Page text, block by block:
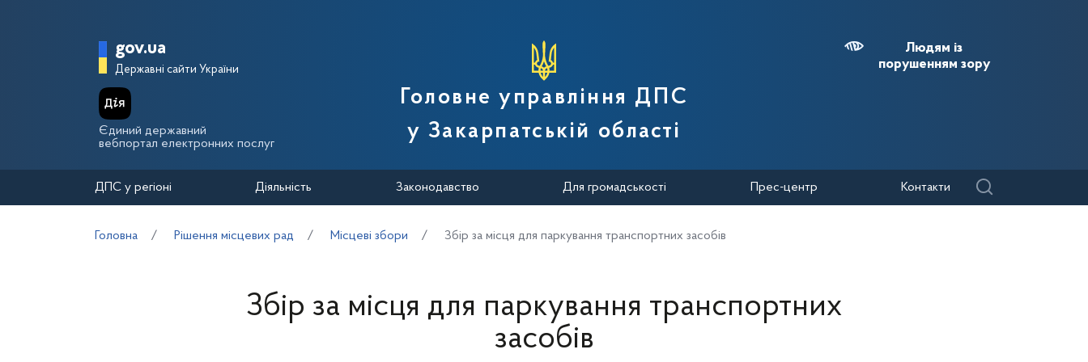
Головна сторінка Державної податкової служби України
gov.ua
Державні сайти України
Єдиний державний
вебпортал електронних послуг
Головне управління ДПС
у Закарпатській області
Людям із
порушенням зору
ДПС у регіоні Діяльність Законодавство Для громадськості Прес-центр Контакти
Головна Рішення місцевих рад Місцеві збори Збір за місця для паркування транспортних засобів
Збір за місця для паркування транспортних
засобів